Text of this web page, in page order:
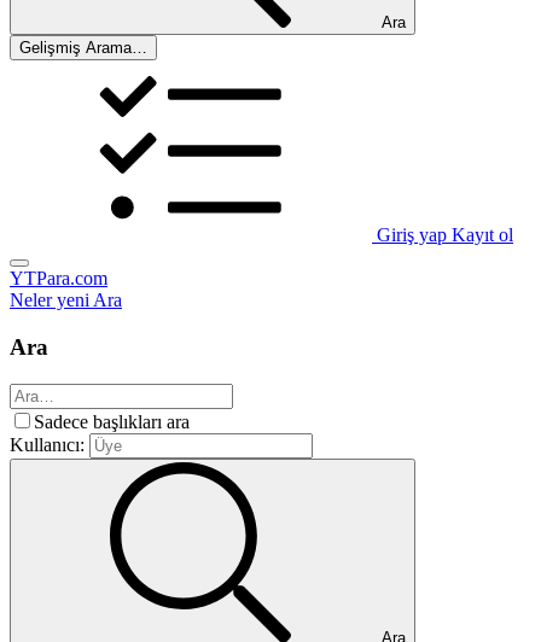
Ara
Gelişmiş Arama…
Giriş yap Kayıt ol
YTPara.com
Neler yeniAra
Ara
Sadece başlıkları ara
Kullanıcı:
Ara